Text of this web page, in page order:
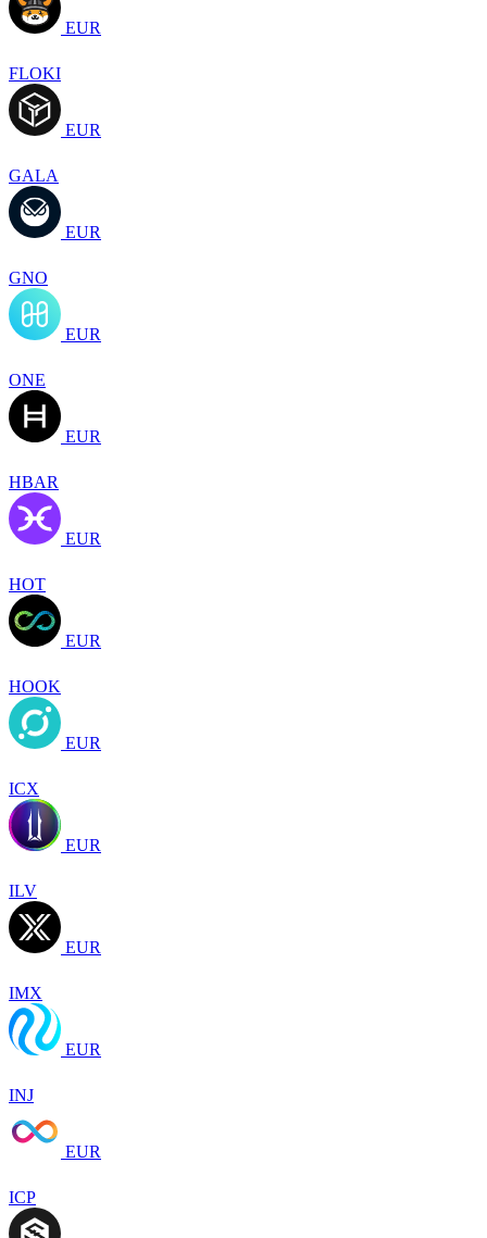
EUR
FLOKI
EUR
GALA
EUR
GNO
EUR
ONE
EUR
HBAR
EUR
HOT
EUR
HOOK
EUR
ICX
EUR
ILV
EUR
IMX
EUR
INJ
EUR
ICP